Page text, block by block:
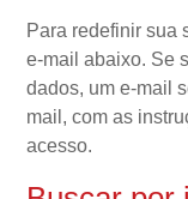
Para redefinir sua
e-mail abaixo. Se
dados, um e-mail
mail, com as
acesso.
Buscar por